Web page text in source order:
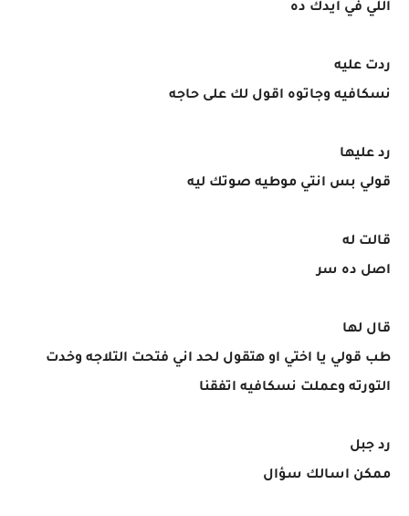
اللي في ايدك ده
ردت عليه
نسكافيه وجاتوه اقول لك على حاجه
رد عليها
قولي بس انتي موطيه صوتك ليه
قالت له
اصل ده سر
قال لها
طب قولي يا اختي او هتقول لحد اني فتحت التلاجه وخدت
التورته وعملت نسكافيه اتفقنا
رد جبل
ممكن اسالك سؤال